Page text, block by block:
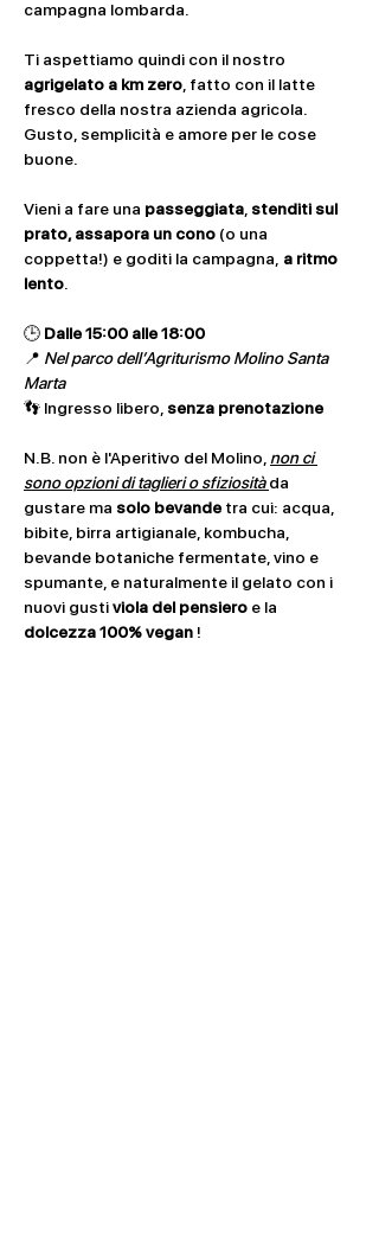
campagna lombarda.
Ti aspettiamo quindi con il nostro
agrigelato a km zero , fatto con il latte
fresco della nostra azienda agricola.
Gusto, semplicità e amore per le cose
buone.
Vieni a fare una passeggiata stenditi sul
prato, assapora un cono (o una
coppetta!) e goditi la campagna, a ritmo
lento
🕒 Dalle 15:00 alle 18:00
📍 Nel parco dell’Agriturismo Molino Santa
Marta
👣 Ingresso libero, senza prenotazione
N.B. non è l'Aperitivo del Molino, non ci
sono opzioni di taglieri o sfiziosità da
gustare ma solo bevande tra cui: acqua,
bibite, birra artigianale, kombucha,
bevande botaniche fermentate, vino e
spumante, e naturalmente il gelato con i
nuovi gusti viola del pensiero e la
dolcezza 100% vegan !